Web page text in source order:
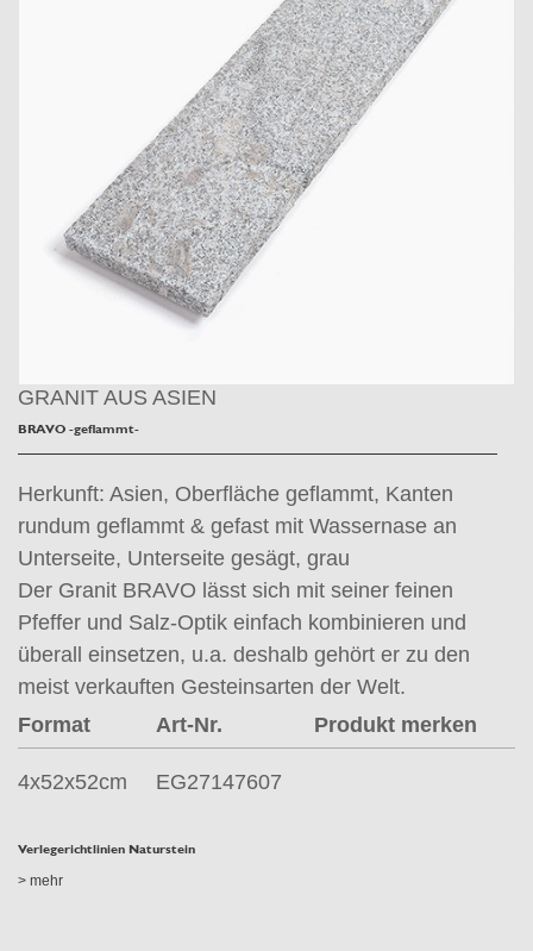
GRANIT AUS ASIEN
BRAVO -geflammt-
Herkunft: Asien, Oberfläche geflammt, Kanten
rundum geflammt & gefast mit Wassernase an
Unterseite, Unterseite gesägt, grau
Der Granit BRAVO lässt sich mit seiner feinen
Pfeffer und Salz-Optik einfach kombinieren und
überall einsetzen, u.a. deshalb gehört er zu den
meist verkauften Gesteinsarten der Welt.
Format
Art-Nr. Produkt merken
4x52x52cm EG27147607
Verlegerichtlinien Naturstein
> mehr